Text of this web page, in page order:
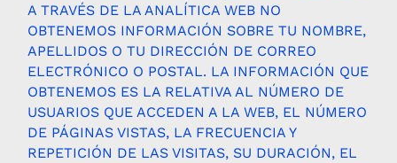
A TRAVÉS DE LA ANALÍTICA WEB NO
OBTENEMOS INFORMACIÓN SOBRE TU NOMBRE,
APELLIDOS O TU DIRECCIÓN DE CORREO
ELECTRÓNICO O POSTAL. LA INFORMACIÓN QUE
OBTENEMOS ES LA RELATIVA AL NÚMERO DE
USUARIOS QUE ACCEDEN A LA WEB, EL NÚMERO
DE PÁGINAS VISTAS, LA FRECUENCIA Y
REPETICIÓN DE LAS VISITAS, SU DURACIÓN, EL